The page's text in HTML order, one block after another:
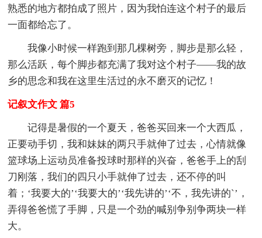
熟悉的地方都拍成了照片，因为我怕连这个村子的最后
一面都给忘了。
我像小时候一样跑到那几棵树旁，脚步是那么轻，
那么活跃，每个脚步都充满了我对这个村子——我的故
乡的思念和我在这里生活过的永不磨灭的记忆！
记叙文作文 篇5
记得是暑假的一个夏天，爸爸买回来一个大西瓜，
正要动手切，我和妹妹的两只手就伸了过去，心情就像
篮球场上运动员准备投球时那样的兴奋，爸爸手上的刮
刀刚落，我们的四只小手就伸了过去，还不停的叫
着；‘我要大的’‘我要大的’‘我先讲的’‘不，我先讲的`’，
弄得爸爸慌了手脚，只是一个劲的喊别争别争两块一样
大。